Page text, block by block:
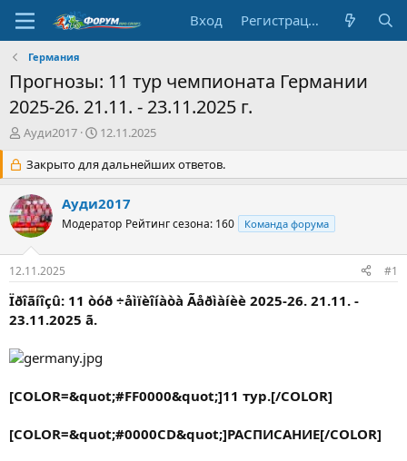
Вход Регистрация
Германия
Прогнозы: 11 тур чемпионата Германии
2025-26. 21.11. - 23.11.2025 г.
А
т
о
р
т
е
м
Ауди2017
Д
т
а
н
а
ч
а
12.11.2025
Закрыто для дальнейших ответов.
Ауди2017
Модератор Рейтинг сезона: 160 Команда форума
12.11.2025 #1
Ïðîãíîçû: 11 òóð ÷åìïèîíàòà Ãåðìàíèè 2025-26. 21.11. -
23.11.2025 ã.
[COLOR=&quot;#FF0000&quot;]11 тур.[/COLOR]
[COLOR=&quot;#0000CD&quot;]РАСПИСАНИЕ[/COLOR]